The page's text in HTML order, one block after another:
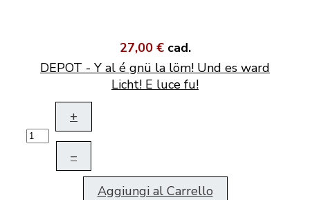
27,00 € cad.
DEPOT - Y al é gnü la löm! Und es ward
Licht! E luce fu!
+
–
Aggiungi al Carrello